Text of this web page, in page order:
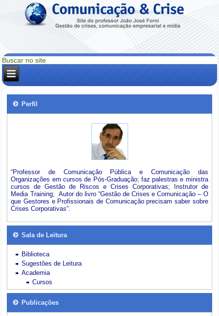
Perfil
“Professor de Comunicação Pública e Comunicação das
Organizações em cursos de Pós-Graduação; faz palestras e ministra
cursos de Gestão de Riscos e Crises Corporativas; Instrutor de
Media Training; Autor do livro “Gestão de Crises e Comunicação – O
que Gestores e Profissionais de Comunicação precisam saber sobre
Crises Corporativas”.
Sala de Leitura
Biblioteca
Sugestões de Leitura
Academia
Cursos
Publicações